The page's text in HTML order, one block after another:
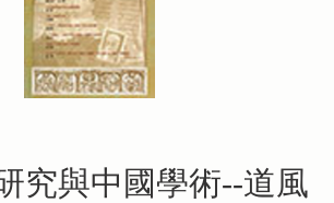
究與中國學術--道風